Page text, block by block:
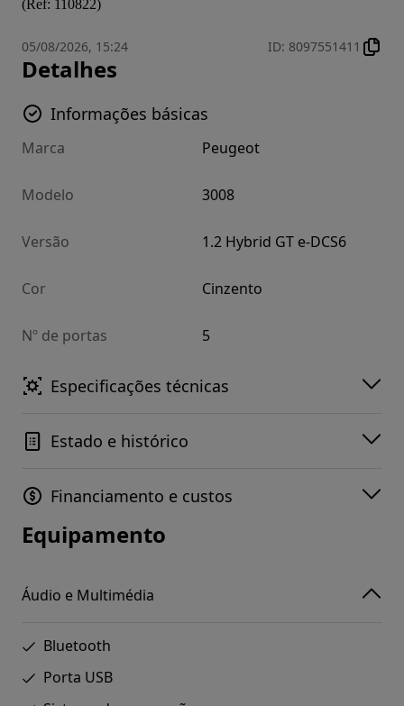
(Ref: 110822)
05/08/2026, 15:24 ID: 8097551411
Detalhes
Informações básicas
Marca Peugeot
Modelo 3008
Versão 1.2 Hybrid GT e-DCS6
Cor Cinzento
Nº de portas 5
Especificações técnicas
Estado e histórico
Financiamento e custos
Equipamento
Áudio e Multimédia
Bluetooth
Porta USB